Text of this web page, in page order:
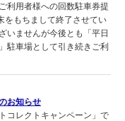
利用者様への回数駐車券提
をもちまして終了させてい
いませんが今後とも「平日
駐車場として引き続きご利
お知らせ
コレクトキャンペーン」で